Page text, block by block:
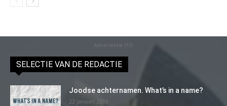
Advertentie (11)
SELECTIE VAN DE REDACTIE
Joodse achternamen. What’s in a name?
22 januari 2016